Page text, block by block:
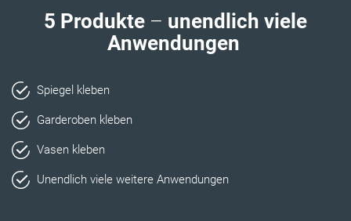
5 Produkte – unendlich viele
Anwendungen
Spiegel kleben
Garderoben kleben
Vasen kleben
Unendlich viele weitere Anwendungen